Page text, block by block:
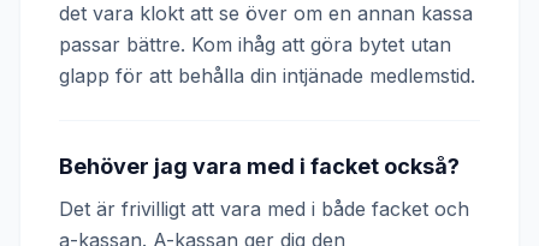
det vara klokt att se över om en annan kassa
passar bättre. Kom ihåg att göra bytet utan
glapp för att behålla din intjänade medlemstid.
Behöver jag vara med i facket också?
Det är frivilligt att vara med i både facket och
a-kassan. A-kassan ger dig den